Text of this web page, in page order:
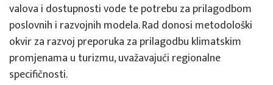
valova i dostupnosti vode te potrebu za prilagodbom
poslovnih i razvojnih modela. Rad donosi metodološki
okvir za razvoj preporuka za prilagodbu klimatskim
promjenama u turizmu, uvažavajući regionalne
specifičnosti.